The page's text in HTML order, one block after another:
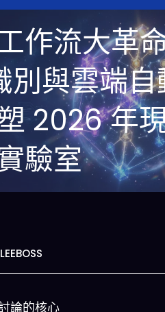
作流大革
別與雲端自
2026 年
驗室
論的核心